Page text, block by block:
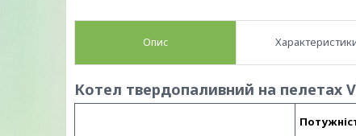
Опис
Котел твердопаливний на пелетах